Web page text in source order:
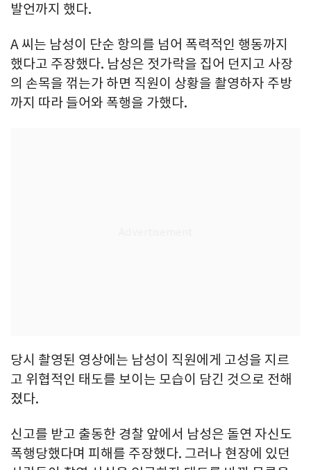
발언까지 했다.
A 씨는 남성이 단순 항의를 넘어 폭력적인 행동까지
했다고 주장했다. 남성은 젓가락을 집어 던지고 사장
의 손목을 꺾는가 하면 직원이 상황을 촬영하자 주방
까지 따라 들어와 폭행을 가했다.
당시 촬영된 영상에는 남성이 직원에게 고성을 지르
고 위협적인 태도를 보이는 모습이 담긴 것으로 전해
졌다.
신고를 받고 출동한 경찰 앞에서 남성은 돌연 자신도
폭행당했다며 피해를 주장했다. 그러나 현장에 있던